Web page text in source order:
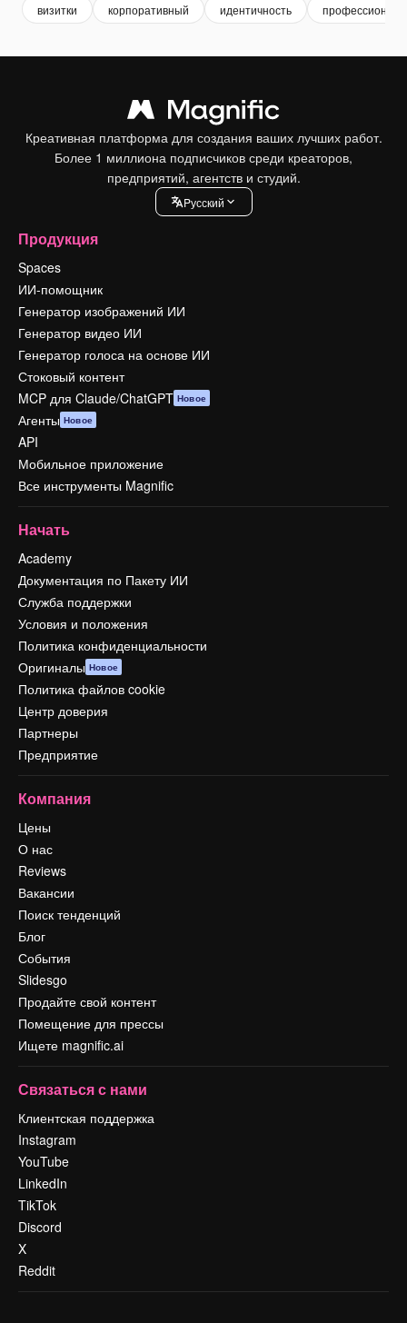
визитки корпоративный идентичность
Креативная платформа для создания ваших лучших работ.
Более 1 миллиона подписчиков среди креаторов,
предприятий, агентств и студий.
Pусский
Продукция
Spaces
ИИ-помощник
Генератор изображений ИИ
Генератор видео ИИ
Генератор голоса на основе ИИ
Стоковый контент
MCP для Claude/ChatGPT Новое
Агенты Новое
API
Мобильное приложение
Все инструменты Magnific
Начать
Academy
Документация по Пакету ИИ
Служба поддержки
Условия и положения
Политика конфиденциальности
Оригиналы Новое
Политика файлов cookie
Центр доверия
Партнеры
Предприятие
Компания
Цены
О нас
Reviews
Вакансии
Поиск тенденций
Блог
События
Slidesgo
Продайте свой контент
Помещение для прессы
Ищете magnific.ai
Связаться с нами
Клиентская поддержка
Instagram
YouTube
LinkedIn
TikTok
Discord
X
Reddit